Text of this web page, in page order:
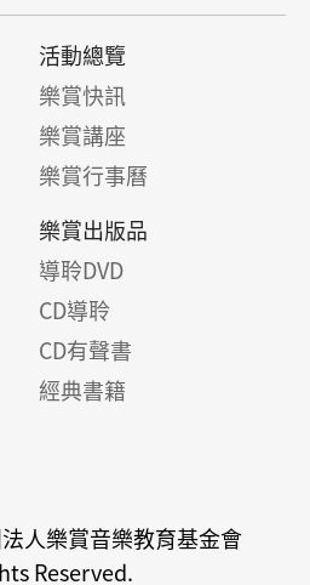
活動總覽
樂賞快訊
樂賞講座
樂賞行事曆
樂賞出版品
導聆DVD
CD導聆
CD有聲書
經典書籍
人樂賞音樂教育基金會
Reserved.